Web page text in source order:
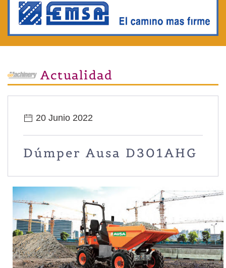
Actualidad
20 Junio 2022
Dúmper Ausa D301AHG